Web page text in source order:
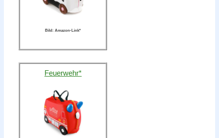
Bild: Amazon-Link*
Feuerwehr*